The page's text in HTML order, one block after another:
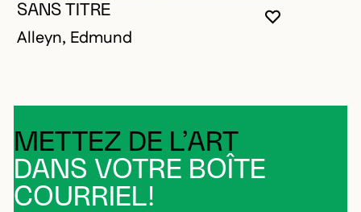
VOUS
FERMER
OUVRIR LA
SANS TITRE
Alleyn, Edmund
METTEZ DE L’ART
DANS VOTRE BOÎTE
COURRIEL!